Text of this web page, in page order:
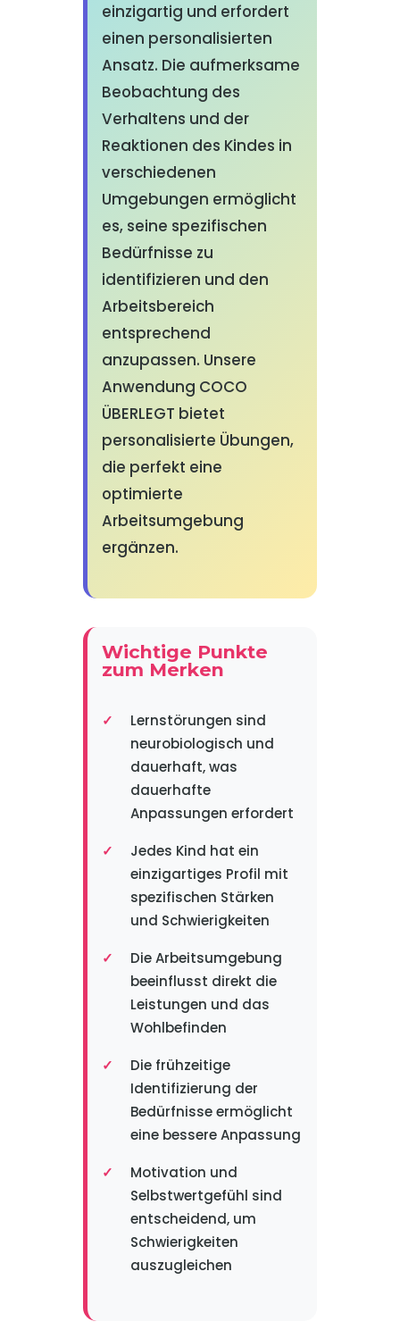
einzigartig und erfordert
einen personalisierten
Ansatz. Die aufmerksame
Beobachtung des
Verhaltens und der
Reaktionen des Kindes in
verschiedenen
Umgebungen ermöglicht
es, seine spezifischen
Bedürfnisse zu
identifizieren und den
Arbeitsbereich
entsprechend
anzupassen. Unsere
Anwendung COCO
ÜBERLEGT bietet
personalisierte Übungen,
die perfekt eine
optimierte
Arbeitsumgebung
ergänzen.
Wichtige Punkte
zum Merken
Lernstörungen sind
neurobiologisch und
dauerhaft, was
dauerhafte
Anpassungen erfordert
Jedes Kind hat ein
einzigartiges Profil mit
spezifischen Stärken
und Schwierigkeiten
Die Arbeitsumgebung
beeinflusst direkt die
Leistungen und das
Wohlbefinden
Die frühzeitige
Identifizierung der
Bedürfnisse ermöglicht
eine bessere Anpassung
Motivation und
Selbstwertgefühl sind
entscheidend, um
Schwierigkeiten
auszugleichen